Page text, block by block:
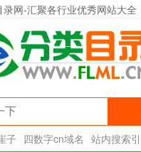
录网-汇聚各行业优秀网站大全
子 四数字cn域名 站内搜索